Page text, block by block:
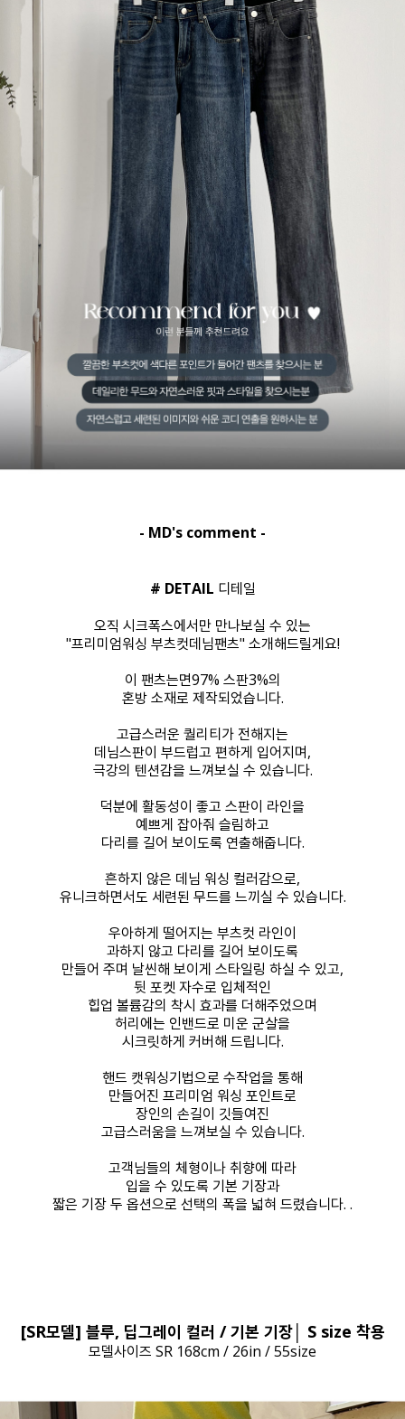
- MD's comment -
# DETAIL 디테일
오직 시크폭스에서만 만나보실 수 있는
"프리미엄워싱 부츠컷데님팬츠" 소개해드릴게요!
이 팬츠는면97% 스판3%의
혼방 소재로 제작되었습니다.
고급스러운 퀄리티가 전해지는
데님스판이 부드럽고 편하게 입어지며,
극강의 텐션감을 느껴보실 수 있습니다.
덕분에 활동성이 좋고 스판이 라인을
예쁘게 잡아줘 슬림하고
다리를 길어 보이도록 연출해줍니다.
흔하지 않은 데님 워싱 컬러감으로,
유니크하면서도 세련된 무드를 느끼실 수 있습니다.
우아하게 떨어지는 부츠컷 라인이
과하지 않고 다리를 길어 보이도록
만들어 주며 날씬해 보이게 스타일링 하실 수 있고,
뒷 포켓 자수로 입체적인
힙업 볼륨감의 착시 효과를 더해주었으며
허리에는 인밴드로 미운 군살을
시크릿하게 커버해 드립니다.
핸드 캣워싱기법으로 수작업을 통해
만들어진 프리미엄 워싱 포인트로
장인의 손길이 깃들여진
고급스러움을 느껴보실 수 있습니다.
고객님들의 체형이나 취향에 따라
입을 수 있도록 기본 기장과
짧은 기장 두 옵션으로 선택의 폭을 넓혀 드렸습니다. .
[SR모델] 블루, 딥그레이 컬러 / 기본 기장│ S size 착용
모델사이즈 SR 168cm / 26in / 55size